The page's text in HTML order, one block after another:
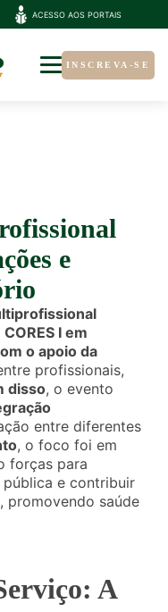
ACESSO AOS PORTAIS
INSCREVA-SE
e
CORES I em
o apoio da
profissionais,
disso, o evento
entre diferentes
, o foco foi em
forças para
e contribuir
promovendo saúde
A